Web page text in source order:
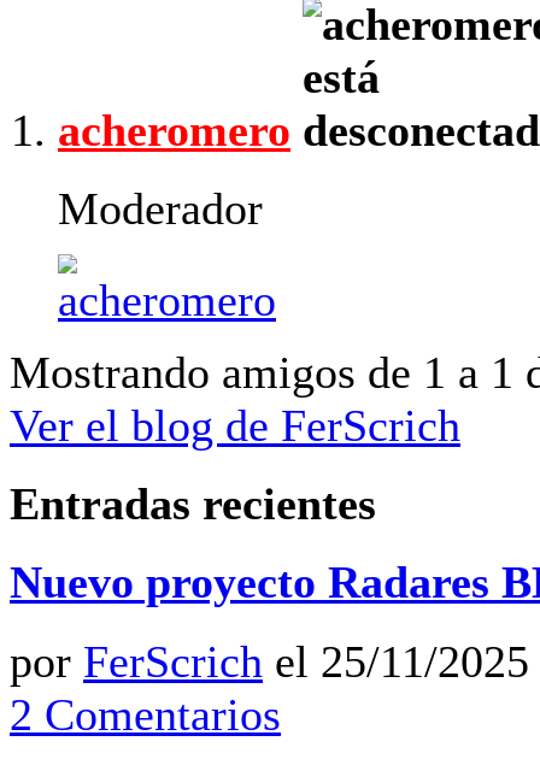
acheromero
Moderador
Mostrando amigos de 1 a 1
Ver el blog de FerScrich
Entradas recientes
Nuevo proyecto Radares
por FerScrich el 25/11/
2 Comentarios